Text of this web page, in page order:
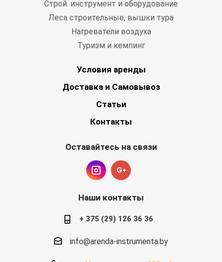
Строй. инструмент и оборудование
Леса строительные, вышки тура
Нагреватели воздуха
Туризм и кемпинг
Условия аренды
Доставка и Самовывоз
Статьи
Контакты
Оставайтесь на связи
Наши контакты
+ 375 (29) 126 36 36
info@arenda-instrumenta.by